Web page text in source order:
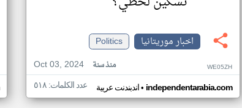
اخبار موريتانيا
Politics
Oct 03, 2024
منذ سنة WE05ZH
اندبندنت عربية• independentarabia.com عدد الكلمات: ٥١٨